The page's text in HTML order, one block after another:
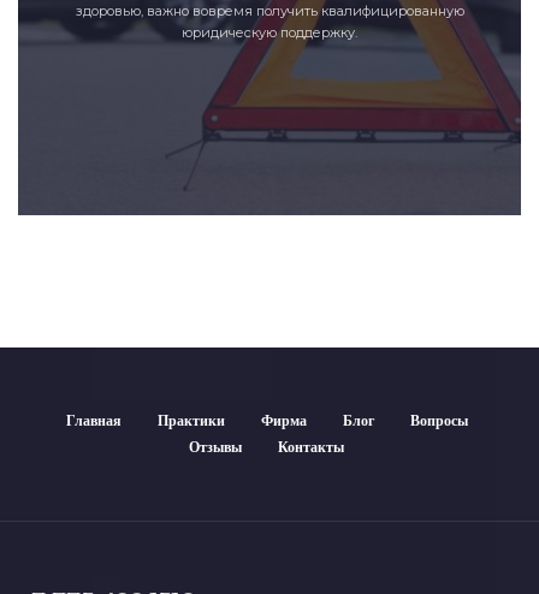
здоровью, важно вовремя получить квалифицированную
юридическую поддержку.
Главная Практики Фирма Блог
Вопросы
Отзывы
Контакты